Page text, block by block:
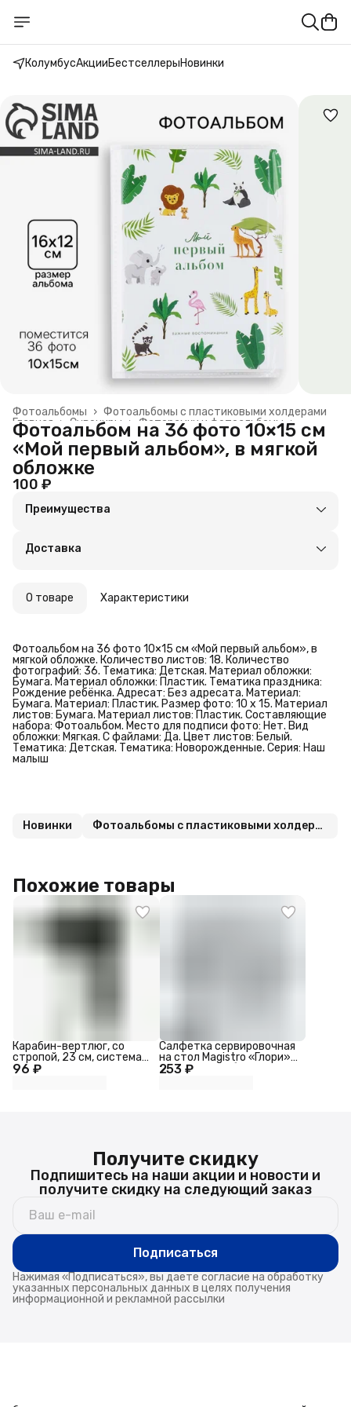
КолумбусАкцииБестселлерыНовинки
Фотоальбомы с пластиковыми холдерами
Фотоальбомы ›
Фоторамки и фотоальбомы ›
Сувениры ›
Главная ›
Фотоальбом на 36 фото 10×15 см
«Мой первый альбом», в мягкой
обложке
100 ₽
Преимущества
Удобный возврат
Доставка
О товаре Характеристики
Фотоальбом на 36 фото 10×15 см «Мой первый альбом», в
мягкой обложке. Количество листов: 18. Количество
фотографий: 36. Тематика: Детская. Материал обложки:
Бумага. Материал обложки: Пластик. Тематика праздника:
Рождение ребёнка. Адресат: Без адресата. Материал:
Бумага. Материал: Пластик. Размер фото: 10 х 15. Материал
листов: Бумага. Материал листов: Пластик. Составляющие
набора: Фотоальбом. Место для подписи фото: Нет. Вид
обложки: Мягкая. С файлами: Да. Цвет листов: Белый.
Тематика: Детская. Тематика: Новорожденные. Серия: Наш
малыш
Новинки Фотоальбомы с пластиковыми холдерами
Похожие товары
96 ₽
Карабин-вертлюг, со
стропой, 23 см, система
MOLLE
253 ₽
Салфетка сервировочная
на стол Magistro «Глори»,
d=38 см, серебряная
Получите скидку
Подпишитесь на наши акции и новости и
получите скидку на следующий заказ
Подписаться
Нажимая «Подписаться», вы даете согласие на обработку
указанных персональных данных в целях получения
информационной и рекламной рассылки